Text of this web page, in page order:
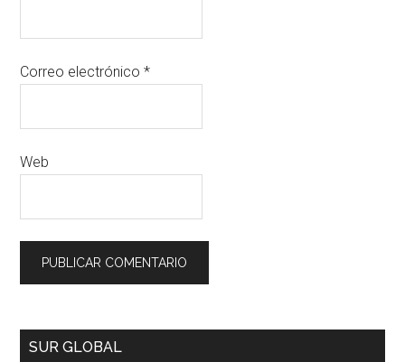
Correo electrónico*
Web
SUR GLOBAL